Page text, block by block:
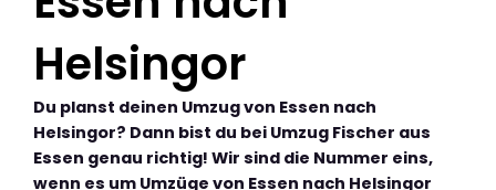
Helsingor
Du planst deinen Umzug von Essen nach
Helsingor? Dann bist du bei Umzug Fischer aus
Essen genau richtig! Wir sind die Nummer eins,
wenn es um Umzüge von Essen nach Helsingor